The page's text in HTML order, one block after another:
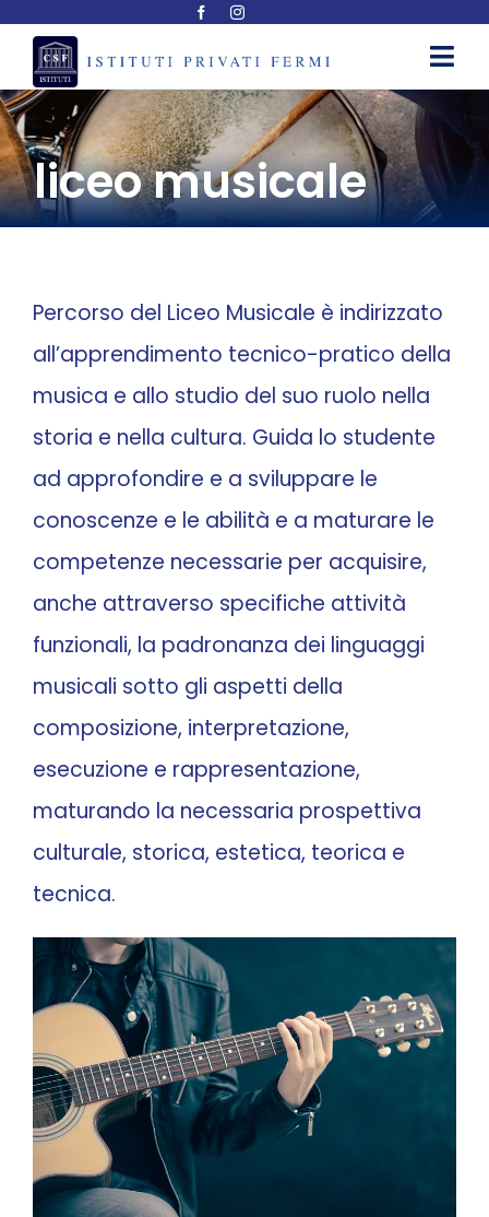
Salta
contenuto
ISTITUTI
ELENCO CORSI
LAVORA CON NOI
CONTATTI
liceo musicale
Percorso del Liceo Musicale è indirizzato
all’apprendimento tecnico-pratico della
musica e allo studio del suo ruolo nella
storia e nella cultura. Guida lo studente
ad approfondire e a sviluppare le
conoscenze e le abilità e a maturare le
competenze necessarie per acquisire,
anche attraverso specifiche attività
funzionali, la padronanza dei linguaggi
musicali sotto gli aspetti della
composizione, interpretazione,
esecuzione e rappresentazione,
maturando la necessaria prospettiva
culturale, storica, estetica, teorica e
tecnica.